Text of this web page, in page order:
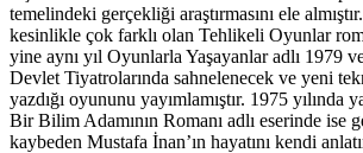
temelindeki gerçekliği araştırmasını ele
kesinlikle çok farklı olan Tehlikeli Oyunlar
yine aynı yıl Oyunlarla Yaşayanlar adlı 1979
Devlet Tiyatrolarında sahnelenecek ve yeni
yazdığı oyununu yayımlamıştır. 1975 yılında
Bir Bilim Adamının Romanı adlı eserinde ise
kaybeden Mustafa İnan’ın hayatını kendi